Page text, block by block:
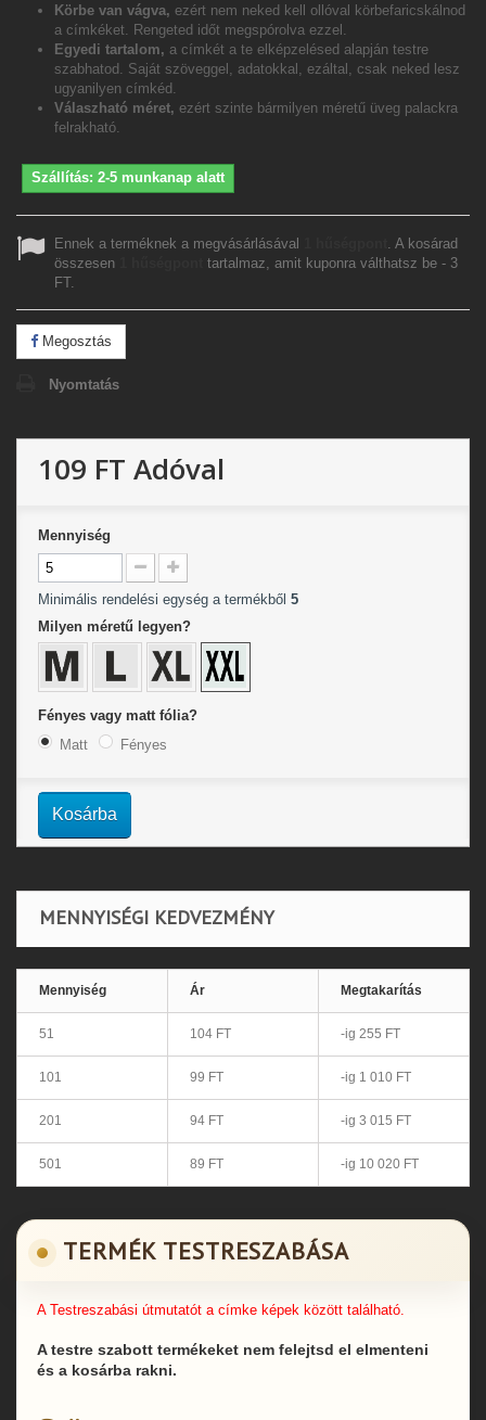
Körbe van vágva, ezért nem neked kell ollóval körbefaricskálnod
a címkéket. Rengeted időt megspórolva ezzel.
Egyedi tartalom, a címkét a te elképzelésed alapján testre
szabhatod. Saját szöveggel, adatokkal, ezáltal, csak neked lesz
ugyanilyen címkéd.
Válaszható méret, ezért szinte bármilyen méretű üveg palackra
felrakható.
Szállítás: 2-5 munkanap alatt
Ennek a terméknek a megvásárlásával
. A kosárad
összesen
tartalmaz, amit kuponra válthatsz be - 3
FT.
Megosztás
Nyomtatás
109 FT Adóval
Mennyiség
Minimális rendelési egység a termékből 5
Milyen méretű legyen?
Fényes vagy matt fólia?
Matt
Fényes
Kosárba
MENNYISÉGI KEDVEZMÉNY
Mennyiség Ár Megtakarítás
51 104 FT -ig 255 FT
101 99 FT -ig 1 010 FT
201 94 FT -ig 3 015 FT
501 89 FT -ig 10 020 FT
TERMÉK TESTRESZABÁSA
A Testreszabási útmutatót a címke képek között található.
A testre szabott termékeket nem felejtsd el elmenteni
és a kosárba rakni.